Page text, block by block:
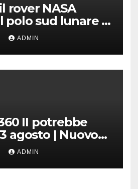
rover NASA
polo sud lunare |
ADMIN
II potrebbe
agosto | Nuovo
ADMIN